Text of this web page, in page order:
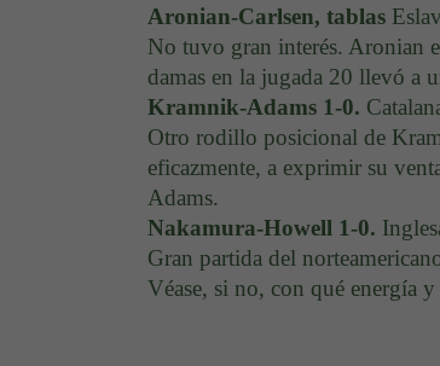
Aronian-Carlsen, tablas
No tuvo gran interés. Aronian
damas en la jugada 20 llevó a
Kramnik-Adams 1-0.
Otro rodillo posicional de
eficazmente, a exprimir su
Adams.
Nakamura-Howell 1-0.
Gran partida del
Véase, si no, con qué energía